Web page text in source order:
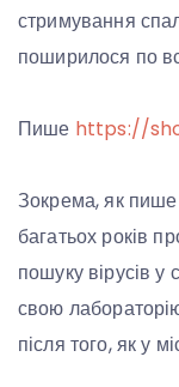
стримування
поширилося по
Пише https://
Зокрема, як пише
багатьох років
пошуку вірусів у
свою
після того, як у